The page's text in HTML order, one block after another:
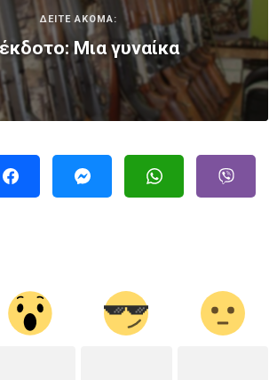
ΔΕΙΤΕ ΑΚΟΜΑ:
Μια γυναίκα